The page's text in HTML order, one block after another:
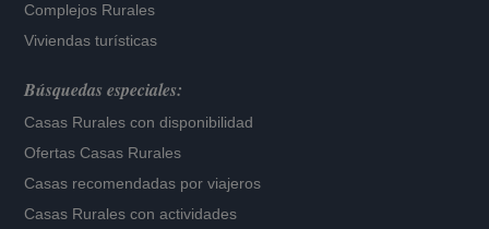
Complejos Rurales
Viviendas turísticas
Búsquedas especiales:
Casas Rurales con disponibilidad
Ofertas Casas Rurales
Casas recomendadas por viajeros
Casas Rurales con actividades